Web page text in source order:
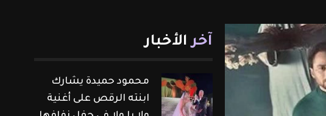
آخر الأخبار
محمود حميدة يشارك
ابنته الرقص على أغنية